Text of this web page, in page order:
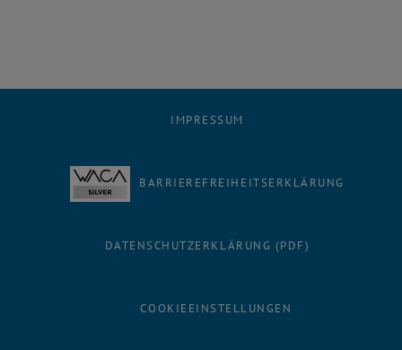
IMPRESSUM
BARRIEREFREIHEITSERKLÄRUNG
DATENSCHUTZERKLÄRUNG (PDF)
COOKIEEINSTELLUNGEN